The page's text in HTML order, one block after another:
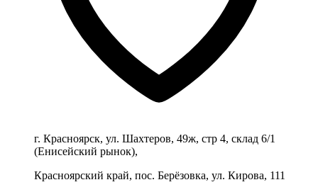
г. Красноярск, ул. Шахтеров, 49ж, стр 4, склад 6/1
(Енисейский рынок),
Красноярский край, пос. Берёзовка, ул. Кирова, 111